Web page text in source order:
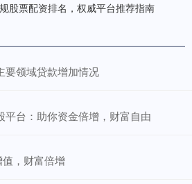
股票配资排名，权威平台推荐指南
要领域贷款增加情况
平台：助你资金倍增，财富自由
，财富倍增